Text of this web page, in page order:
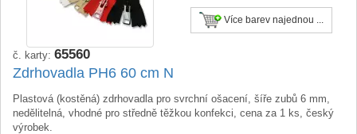
Více barev najednou ...
č. karty: 65560
Zdrhovadla PH6 60 cm N
Plastová (kostěná) zdrhovadla pro svrchní ošacení, šíře zubů 6 mm,
nedělitelná, vhodné pro středně těžkou konfekci, cena za 1 ks, český
výrobek.